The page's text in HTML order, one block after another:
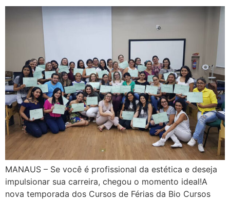
MANAUS – Se você é profissional da estética e deseja
impulsionar sua carreira, chegou o momento ideal!A
nova temporada dos Cursos de Férias da Bio Cursos